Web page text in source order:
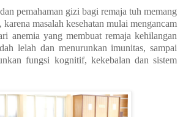
pemahaman gizi bagi remaja tuh memang
masalah kesehatan mulai mengancam
anemia yang membuat remaja kehilangan
lelah dan menurunkan imunitas, sampai
fungsi kognitif, kekebalan dan sistem